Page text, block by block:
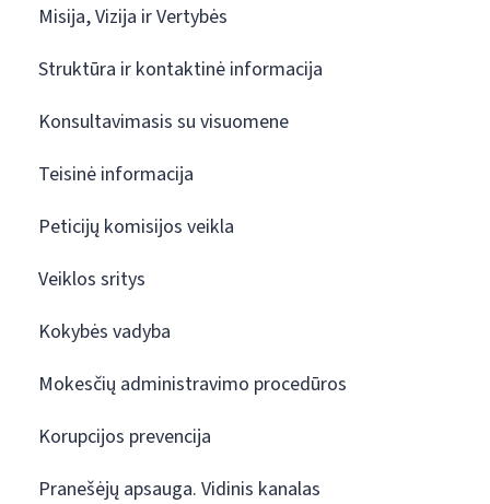
Misija, Vizija ir Vertybės
Struktūra ir kontaktinė informacija
Konsultavimasis su visuomene
Teisinė informacija
Peticijų komisijos veikla
Veiklos sritys
Kokybės vadyba
Mokesčių administravimo procedūros
Korupcijos prevencija
Pranešėjų apsauga. Vidinis kanalas